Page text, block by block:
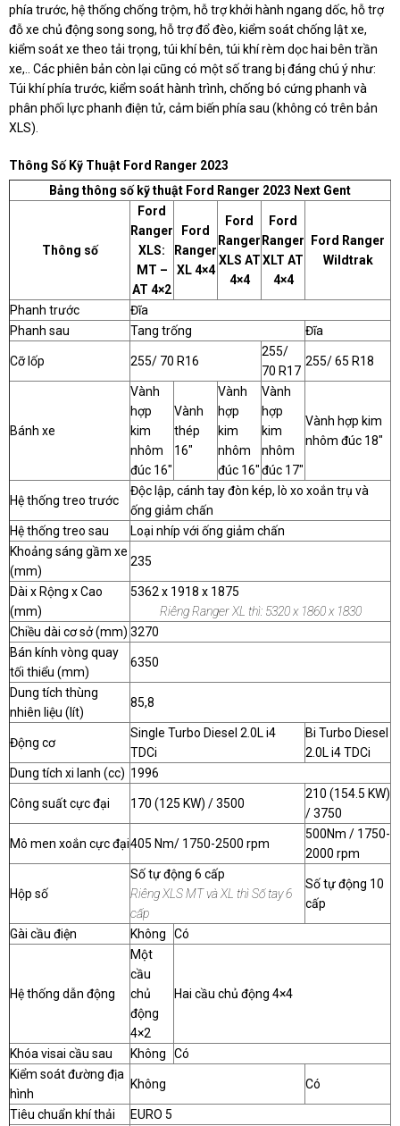
phía trước, hệ thống chống trộm, hỗ trợ khởi hành ngang dốc, hỗ trợ
đỗ xe chủ động song song, hỗ trợ đổ đèo, kiểm soát chống lật xe,
kiểm soát xe theo tải trọng, túi khí bên, túi khí rèm dọc hai bên trần
xe,.. Các phiên bản còn lại cũng có một số trang bị đáng chú ý như:
Túi khí phía trước, kiểm soát hành trình, chống bó cứng phanh và
phân phối lực phanh điện tử, cảm biến phía sau (không có trên bản
XLS).
Thông Số Kỹ Thuật Ford Ranger 2023
Bảng thông số kỹ thuật Ford Ranger 2023 Next Gent
Thông số
Ford
Ranger
XLS:
MT –
AT 4×2
Ford
Ranger
XL 4×4
Ford
Ranger
XLS AT
4×4
Ford
Ranger
XLT AT
4×4
Ford Ranger
Wildtrak
Phanh trước
Đĩa
Phanh sau
Tang trống Đĩa
Cỡ lốp 255/ 70 R16
255/
70 R17
255/ 65 R18
Bánh xe
Vành
hợp
kim
nhôm
đúc 16″
Vành
thép
16″
Vành
hợp
kim
nhôm
đúc 16″
Vành
hợp
kim
nhôm
đúc 17″
Vành hợp kim
nhôm đúc 18″
Hệ thống treo trước
Độc lập, cánh tay đòn kép, lò xo xoắn trụ và
ống giảm chấn
Hệ thống treo sau
Loại nhíp với ống giảm chấn
Khoảng sáng gầm xe
(mm)
235
Dài x Rộng x Cao
(mm)
5362 x 1918 x 1875
Riêng Ranger XL thì: 5320 x 1860 x 1830
Chiều dài cơ sở (mm) 3270
Bán kính vòng quay
tối thiểu (mm)
6350
Dung tích thùng
nhiên liệu (lít)
85,8
Động cơ
Single Turbo Diesel 2.0L i4
TDCi
Bi Turbo Diesel
2.0L i4 TDCi
Dung tích xi lanh (cc) 1996
Công suất cực đại 170 (125 KW) / 3500
210 (154.5 KW)
/ 3750
Mô men xoắn cực đại405 Nm/ 1750-2500 rpm
500Nm / 1750-
2000 rpm
Hộp số
Số tự động 6 cấp
Riêng XLS MT và XL thì Số tay 6
cấp
Số tự động 10
cấp
Gài cầu điện Không Có
Hệ thống dẫn động
Một
cầu
chủ
động
4×2
Hai cầu chủ động 4×4
Khóa visai cầu sau Không
Có
Kiểm soát đường địa
hình
Không Có
Tiêu chuẩn khí thải
EURO 5